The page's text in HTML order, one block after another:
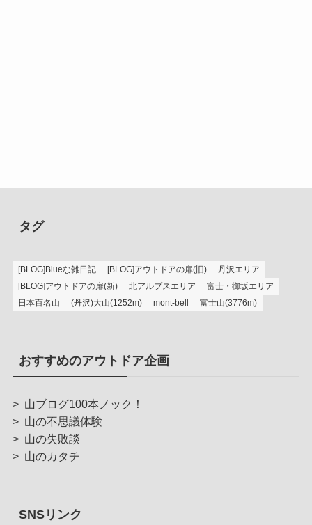
タグ
[BLOG]Blueな雑日記 [BLOG]アウトドアの扉(旧)
丹沢エリア
[BLOG]アウトドアの扉(新)
北アルプスエリア
富士・御坂エリア
日本百名山
(丹沢)大山(1252m) mont-bell 富士山(3776m)
おすすめのアウトドア企画
> 山ブログ100本ノック！
> 山の不思議体験
> 山の失敗談
> 山のカタチ
SNSリンク